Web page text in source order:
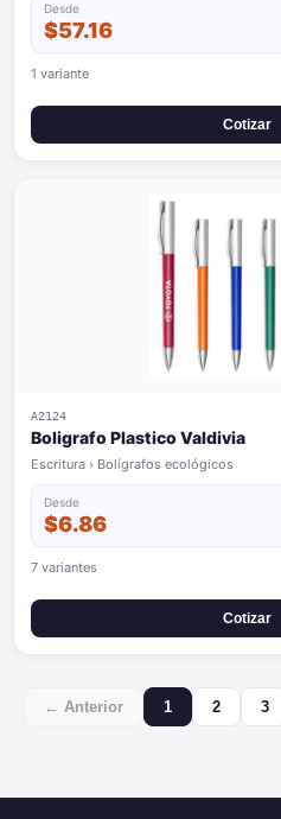
Desde
$57.16
1 variante
Cotizar
A2124
Boligrafo Plastico Valdivia
Escritura › Bolígrafos ecológicos
Desde
$6.86
7 variantes
Cotizar
← Anterior 1 2 3